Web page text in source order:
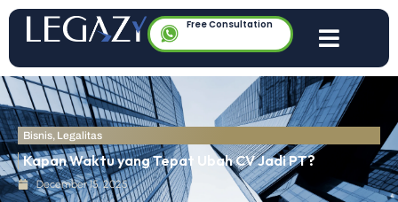
Free Consultation
Bisnis, Legalitas
Kapan Waktu yang Tepat Ubah CV Jadi PT?
December 15, 2025